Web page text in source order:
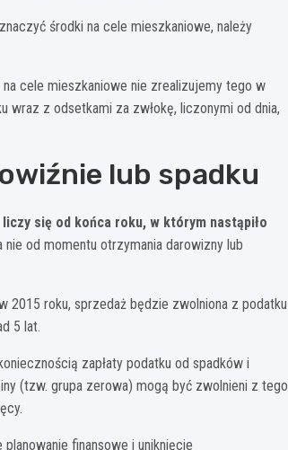
środki na cele mieszkaniowe, należy
cele mieszkaniowe nie zrealizujemy tego w
wraz z odsetkami za zwłokę, liczonymi od dnia,
lub spadku
się od końca roku, w którym nastąpiło
nie od momentu otrzymania darowizny lub
2015 roku, sprzedaż będzie zwolniona z podatku
5 lat.
zapłaty podatku od spadków i
(tzw. grupa zerowa) mogą być zwolnieni z tego
finansowe i uniknięcie